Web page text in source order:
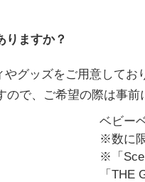
りますか？
やグッズをご用意してお
ので、ご希望の際は事
ベビー
※数に
※「
「